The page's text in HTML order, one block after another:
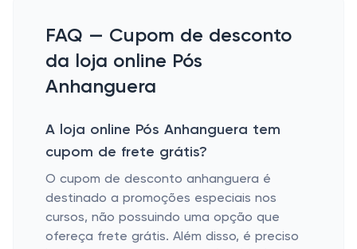
FAQ — Cupom de desconto
da loja online Pós
Anhanguera
A loja online Pós Anhanguera tem
cupom de frete grátis?
O cupom de desconto anhanguera é
destinado a promoções especiais nos
cursos, não possuindo uma opção que
ofereça frete grátis. Além disso, é preciso